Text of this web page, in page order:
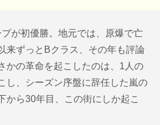
が初優勝。地元では、原爆で亡
来ずっとBクラス、その年も評論
かの革命を起こしたのは、1人の
し、シーズン序盤に辞任した嵐の
から30年目、この街にしか起こ